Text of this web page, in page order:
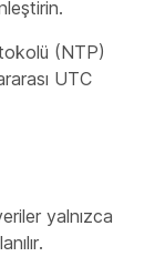
(NTP)
UTC
yalnızca